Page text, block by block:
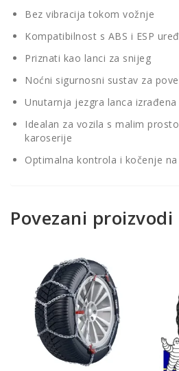
Bez vibracija tokom vožnje
Kompatibilnost s ABS i ESP
Priznati kao lanci za snijeg
Noćni sigurnosni sustav za
Unutarnja jezgra lanca
Idealan za vozila s malim
karoserije
Optimalna kontrola i kočenje
Povezani proizvodi